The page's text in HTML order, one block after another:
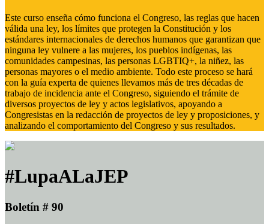
Este curso enseña cómo funciona el Congreso, las reglas que hacen
válida una ley, los límites que protegen la Constitución y los
estándares internacionales de derechos humanos que garantizan que
ninguna ley vulnere a las mujeres, los pueblos indígenas, las
comunidades campesinas, las personas LGBTIQ+, la niñez, las
personas mayores o el medio ambiente. Todo este proceso se hará
con la guía experta de quienes llevamos más de tres décadas de
trabajo de incidencia ante el Congreso, siguiendo el trámite de
diversos proyectos de ley y actos legislativos, apoyando a
Congresistas en la redacción de proyectos de ley y proposiciones, y
analizando el comportamiento del Congreso y sus resultados.
#LupaALaJEP
Boletín # 90